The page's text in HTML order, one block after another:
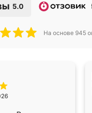
5.0
На основе 945